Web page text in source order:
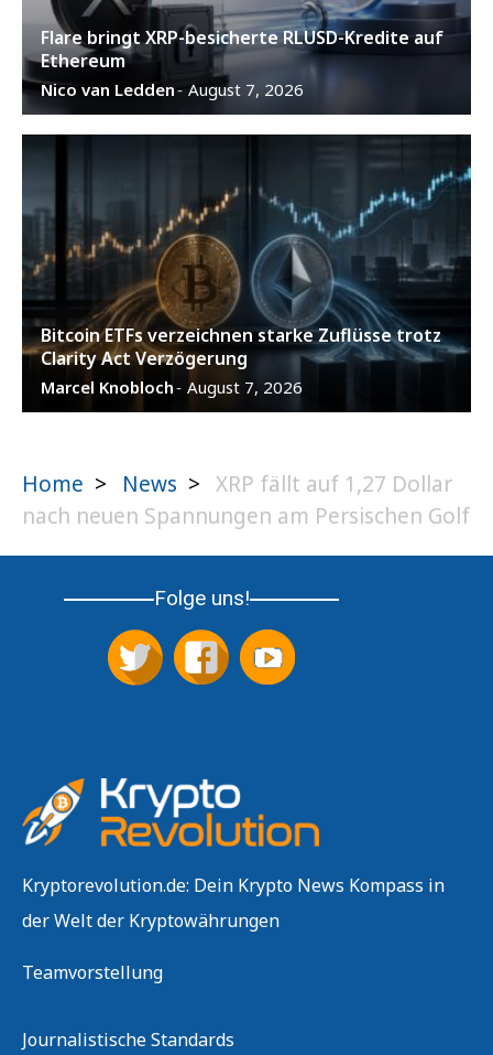
Flare bringt XRP-besicherte RLUSD-Kredite auf
Ethereum
Nico van Ledden- August 7, 2026
Bitcoin ETFs verzeichnen starke Zuflüsse trotz
Clarity Act Verzögerung
Marcel Knobloch- August 7, 2026
Home > News > XRP fällt auf 1,27 Dollar
nach neuen Spannungen am Persischen Golf
Folge uns!
Kryptorevolution.de: Dein Krypto News Kompass in
der Welt der Kryptowährungen
Teamvorstellung
Journalistische Standards